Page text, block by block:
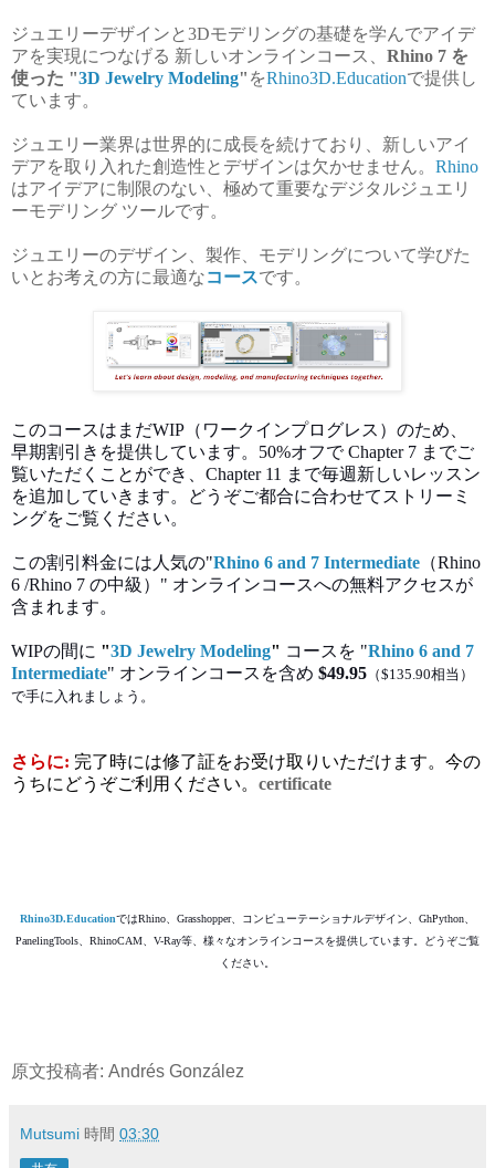
ジュエリーデザインと3Dモデリングの基礎を学んでアイデ
アを実現につなげる 新しいオンラインコース、 Rhino 7 を
使った "3D Jewelry Modeling" をRhino3D.Educationで提供し
ています。
ジュエリー業界は世界的に成長を続けており、新しいアイ
デアを取り入れた創造性とデザインは欠かせません。 Rhino
はアイデアに制限のない、極めて重要なデジタルジュエリ
ーモデリング ツールです。
ジュエリーのデザイン、製作、モデリングについて学びた
いとお考えの方に最適なコースです。
このコースはまだWIP（ワークインプログレス）のため、
早期割引きを提供しています。50%オフで Chapter 7 までご
覧いただくことができ、Chapter 11 まで毎週新しいレッスン
を追加していきます。どうぞご都合に合わせてストリーミ
ングをご覧ください。
この割引料金には人気の"Rhino 6 and 7 Intermediate （Rhino
6 /Rhino 7 の中級）" オンラインコースへの無料アクセスが
含まれます。
WIPの間に "3D Jewelry Modeling" コースを "Rhino 6 and 7
Intermediate" オンラインコースを含め $49.95 （$135.90相当）
で手に入れましょう。
さらに: 完了時には修了証をお受け取りいただけます。今の
うちにどうぞご利用ください。 certificate
Rhino3D.EducationではRhino、Grasshopper、コンピューテーショナルデザイン、GhPython、
PanelingTools、RhinoCAM、V-Ray等、様々なオンラインコースを提供しています。どうぞご覧
ください。
原文投稿者: Andrés González
Mutsumi 時間 03:30